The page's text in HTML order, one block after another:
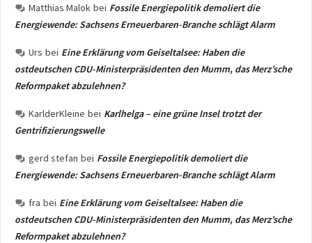
Matthias Malok bei Fossile Energiepolitik demoliert die
Energiewende: Sachsens Erneuerbaren-Branche schlägt Alarm
Urs bei Eine Erklärung vom Geiseltalsee: Haben die
ostdeutschen CDU-Ministerpräsidenten den Mumm, das Merz’sche
Reformpaket abzulehnen?
KarlderKleine bei Karlhelga – eine grüne Insel trotzt der
Gentrifizierungswelle
gerd stefan bei Fossile Energiepolitik demoliert die
Energiewende: Sachsens Erneuerbaren-Branche schlägt Alarm
fra bei Eine Erklärung vom Geiseltalsee: Haben die
ostdeutschen CDU-Ministerpräsidenten den Mumm, das Merz’sche
Reformpaket abzulehnen?